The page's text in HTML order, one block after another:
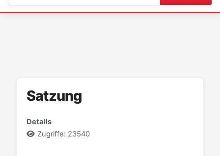
Satzung
Details
Zugriffe: 23540